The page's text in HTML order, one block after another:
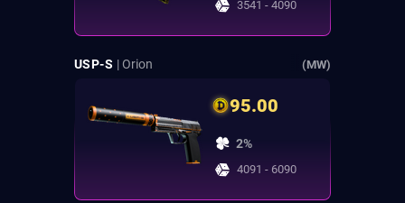
3541 - 4090
USP-S | Orion (MW)
95.00
2%
4091 - 6090